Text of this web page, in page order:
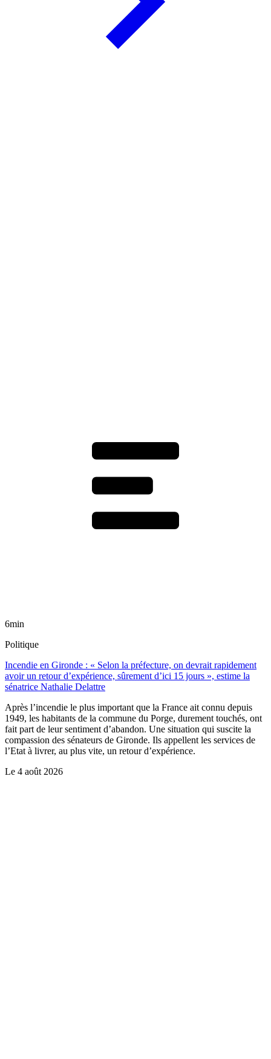
6min
Politique
Incendie en Gironde : « Selon la préfecture, on devrait rapidement
avoir un retour d’expérience, sûrement d’ici 15 jours », estime la
sénatrice Nathalie Delattre
Après l’incendie le plus important que la France ait connu depuis
1949, les habitants de la commune du Porge, durement touchés, ont
fait part de leur sentiment d’abandon. Une situation qui suscite la
compassion des sénateurs de Gironde. Ils appellent les services de
l’Etat à livrer, au plus vite, un retour d’expérience.
Le 4 août 2026